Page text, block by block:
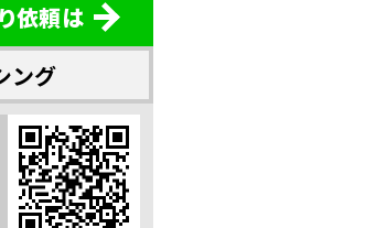
依頼は
ング